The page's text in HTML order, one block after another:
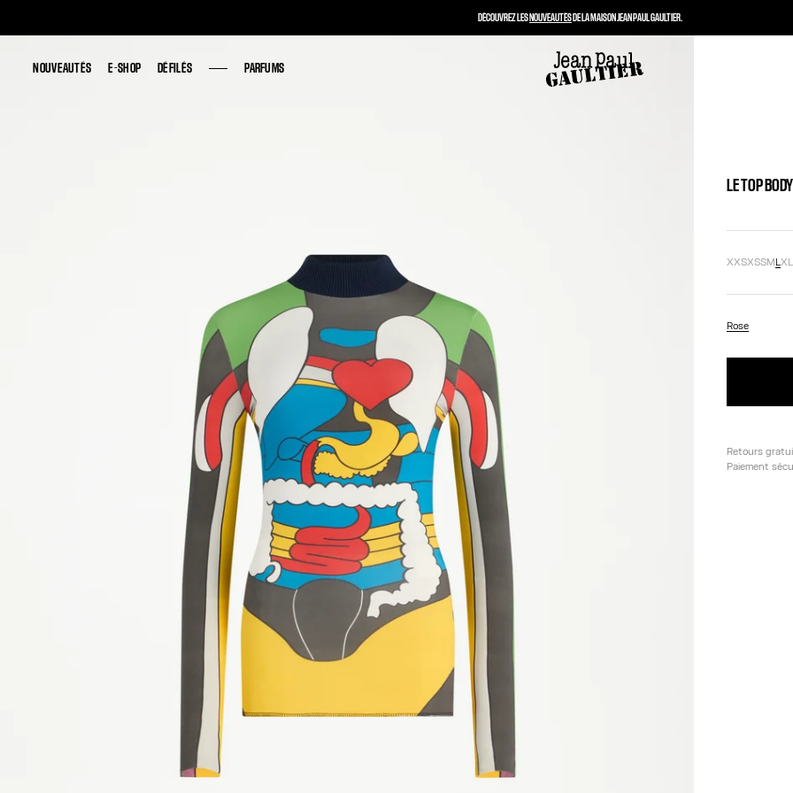
NOUVEAUTÉS E-SHOP DÉFILÉS PARFUMS
NOUVEAUTÉS E-SHOP DÉFILÉS PARFUMS
LE TOP
XXSXSSMLXL
Rose
Retours
Paiement
DÉCOUVREZ LESNOUVEAUTÉSDE LA MAISON JEAN PAUL GAULTIER.